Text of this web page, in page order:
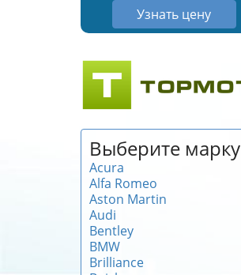
Узнать цену
Выберите марку
Acura
Alfa Romeo
Aston Martin
Audi
Bentley
BMW
Brilliance